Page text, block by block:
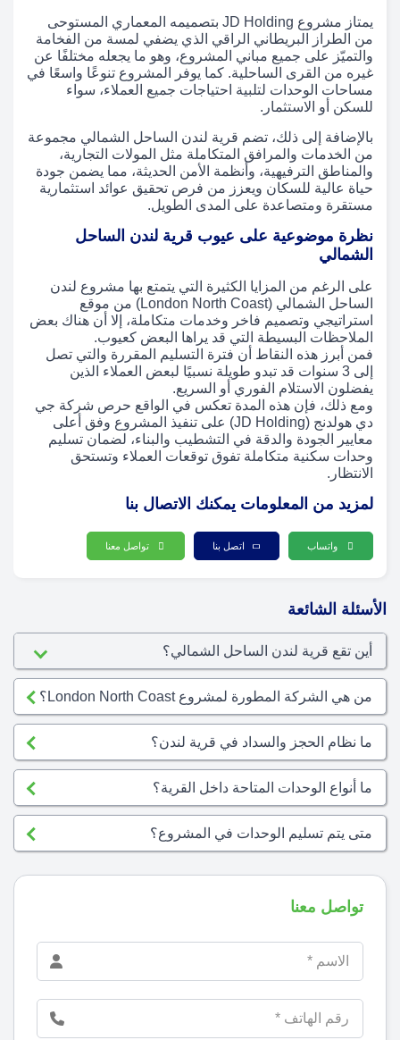
يمتاز مشروع JD Holding بتصميمه المعماري المستوحى
من الطراز البريطاني الراقي الذي يضفي لمسة من الفخامة
والتميّز على جميع مباني المشروع، وهو ما يجعله مختلفًا عن
غيره من القرى الساحلية. كما يوفر المشروع تنوعًا واسعًا في
مساحات الوحدات لتلبية احتياجات جميع العملاء، سواء
للسكن أو الاستثمار.
بالإضافة إلى ذلك، تضم قرية لندن الساحل الشمالي مجموعة
من الخدمات والمرافق المتكاملة مثل المولات التجارية،
والمناطق الترفيهية، وأنظمة الأمن الحديثة، مما يضمن جودة
حياة عالية للسكان ويعزز من فرص تحقيق عوائد استثمارية
مستقرة ومتصاعدة على المدى الطويل.
نظرة موضوعية على عيوب قرية لندن الساحل
الشمالي
على الرغم من المزايا الكثيرة التي يتمتع بها مشروع لندن
الساحل الشمالي (London North Coast) من موقع
استراتيجي وتصميم فاخر وخدمات متكاملة، إلا أن هناك بعض
الملاحظات البسيطة التي قد يراها البعض كعيوب.
فمن أبرز هذه النقاط أن فترة التسليم المقررة والتي تصل
إلى 3 سنوات قد تبدو طويلة نسبيًا لبعض العملاء الذين
يفضلون الاستلام الفوري أو السريع.
ومع ذلك، فإن هذه المدة تعكس في الواقع حرص شركة جي
دي هولدنج (JD Holding) على تنفيذ المشروع وفق أعلى
معايير الجودة والدقة في التشطيب والبناء، لضمان تسليم
وحدات سكنية متكاملة تفوق توقعات العملاء وتستحق
الانتظار.
لمزيد من المعلومات يمكنك الاتصال بنا
واتساب اتصل بنا تواصل معنا
الأسئلة الشائعة
أين تقع قرية لندن الساحل الشمالي؟
من هي الشركة المطورة لمشروع London North Coast؟
ما نظام الحجز والسداد في قرية لندن؟
ما أنواع الوحدات المتاحة داخل القرية؟
متى يتم تسليم الوحدات في المشروع؟
تواصل معنا